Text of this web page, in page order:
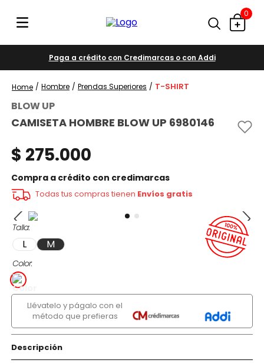
0
Paga a crédito con Credimarcas o con Addi
Hombre Prendas Superiores T-SHIRT
BLOW UP
CAMISETA HOMBRE BLOW UP 6980146
$ 275.000
Compra a crédito con credimarcas
Todas tus compras tienen Envíos gratis
Talla
L M
Color
Llévatelo y págalo con el
método que prefieras
Descripción